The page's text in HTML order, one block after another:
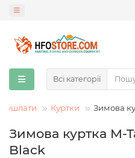
Всі категорії
бушлати Куртки Зимова
Зимова куртка M-
Black